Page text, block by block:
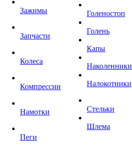
Зажимы
Запчасти
Колеса
Компрессии
Намотки
Пеги
Голеностоп
Голень
Капы
Наколенники
Налокотники
Стельки
Шлема